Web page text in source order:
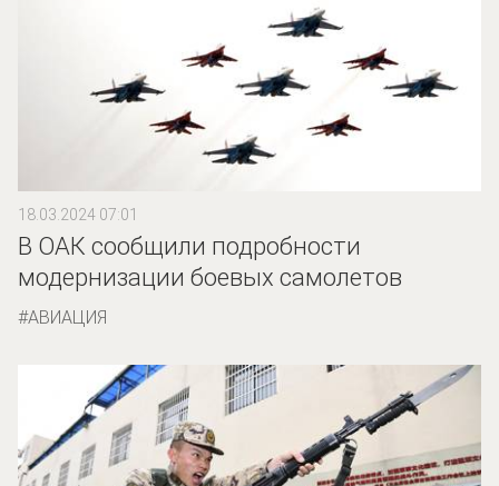
18.03.2024 07:01
В ОАК сообщили подробности
модернизации боевых самолетов
АВИАЦИЯ